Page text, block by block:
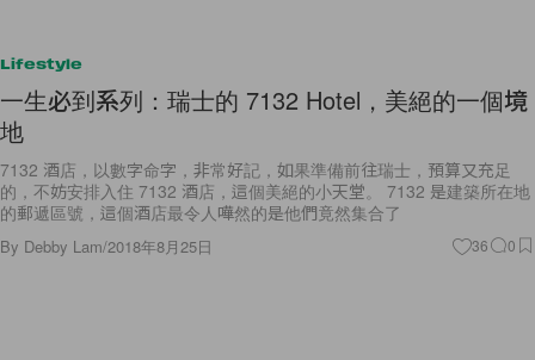
Lifestyle
一生必到系列：瑞士的 7132 Hotel，美絕的一個境
地
7132 酒店，以數字命字，非常好記，如果準備前往瑞士，預算又充足
的，不妨安排入住 7132 酒店，這個美絕的小天堂。 7132 是建築所在地
的郵遞區號，這個酒店最令人嘩然的是他們竟然集合了
By Debby Lam/2018年8月25日 36 0